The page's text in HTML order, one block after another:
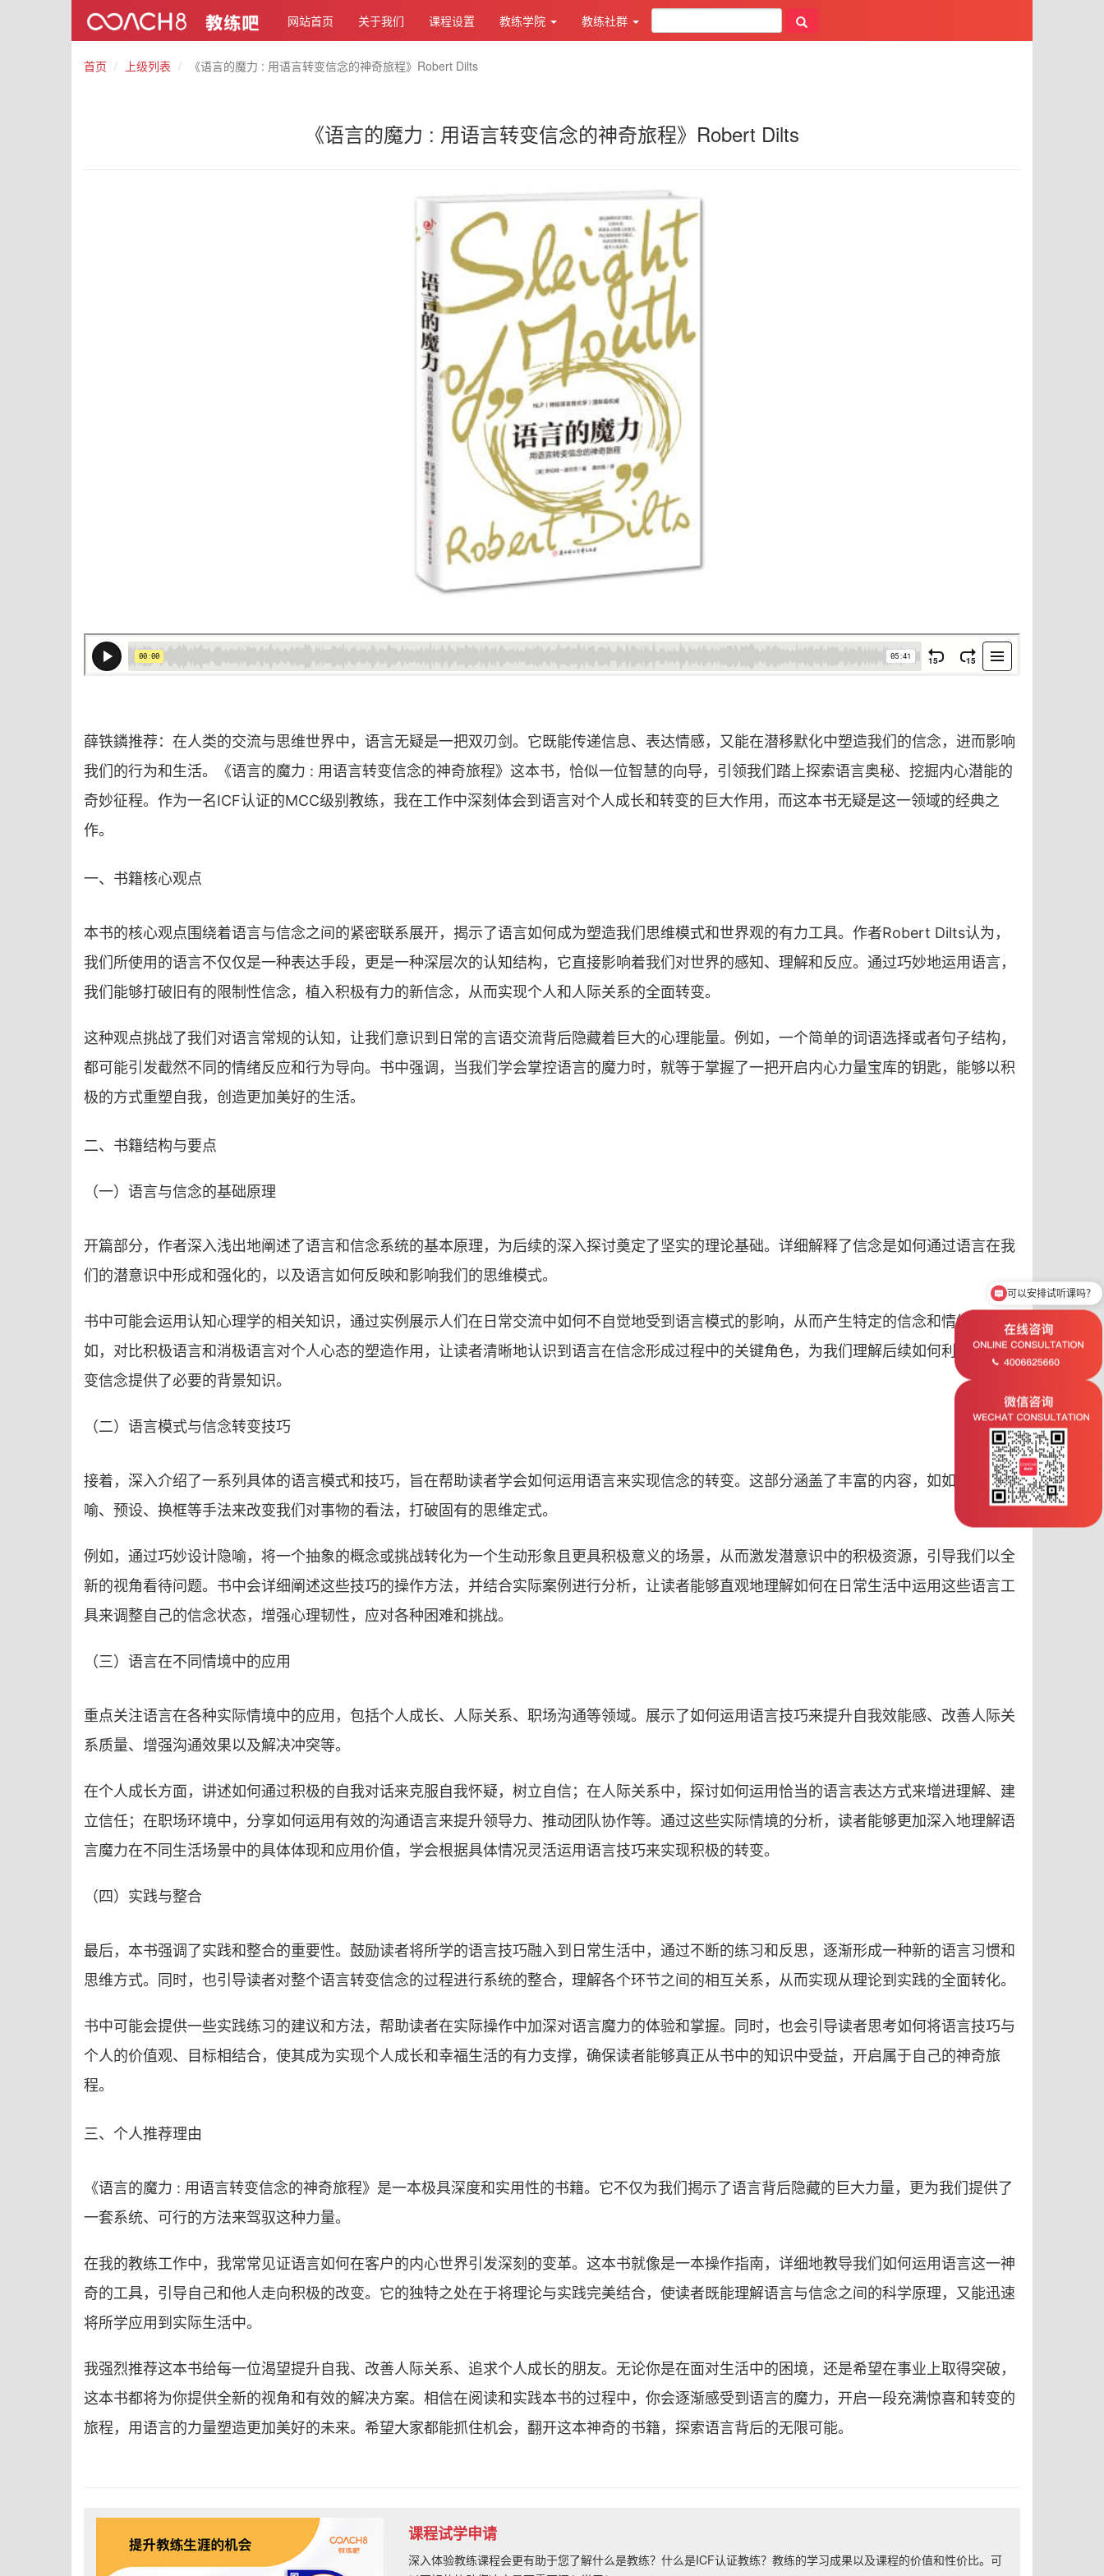
网站首页 关于我们 课程设置 教练学院 教练社群
首页 上级列表 《语言的魔力 : 用语言转变信念的神奇旅程》Robert Dilts
《语言的魔力 : 用语言转变信念的神奇旅程》Robert Dilts
薛铁鏻推荐： 在人类的交流与思维世界中，语言无疑是一把双刃剑。它既能传递信息、表达情感，又能在潜移默化中塑造我们的信念，进而影响
我们的行为和生活。《语言的魔力 : 用语言转变信念的神奇旅程》这本书，恰似一位智慧的向导，引领我们踏上探索语言奥秘、挖掘内心潜能的
奇妙征程。作为一名ICF认证的MCC级别教练，我在工作中深刻体会到语言对个人成长和转变的巨大作用，而这本书无疑是这一领域的经典之
作。
一、书籍核心观点
本书的核心观点围绕着语言与信念之间的紧密联系展开，揭示了语言如何成为塑造我们思维模式和世界观的有力工具。作者Robert Dilts认为，
我们所使用的语言不仅仅是一种表达手段，更是一种深层次的认知结构，它直接影响着我们对世界的感知、理解和反应。通过巧妙地运用语言，
我们能够打破旧有的限制性信念，植入积极有力的新信念，从而实现个人和人际关系的全面转变。
这种观点挑战了我们对语言常规的认知，让我们意识到日常的言语交流背后隐藏着巨大的心理能量。例如，一个简单的词语选择或者句子结构，
都可能引发截然不同的情绪反应和行为导向。书中强调，当我们学会掌控语言的魔力时，就等于掌握了一把开启内心力量宝库的钥匙，能够以积
极的方式重塑自我，创造更加美好的生活。
二、书籍结构与要点
（一）语言与信念的基础原理
开篇部分，作者深入浅出地阐述了语言和信念系统的基本原理，为后续的深入探讨奠定了坚实的理论基础。详细解释了信念是如何通过语言在我
们的潜意识中形成和强化的，以及语言如何反映和影响我们的思维模式。
书中可能会运用认知心理学的相关知识，通过实例展示人们在日常交流中如何不自觉地受到语言模式的影响，从而产生特定的信念和情绪。例
如，对比积极语言和消极语言对个人心态的塑造作用，让读者清晰地认识到语言在信念形成过程中的关键角色，为我们理解后续如何利用语言转
变信念提供了必要的背景知识。
（二）语言模式与信念转变技巧
接着，深入介绍了一系列具体的语言模式和技巧，旨在帮助读者学会如何运用语言来实现信念的转变。这部分涵盖了丰富的内容，如如何运用隐
喻、预设、换框等手法来改变我们对事物的看法，打破固有的思维定式。
例如，通过巧妙设计隐喻，将一个抽象的概念或挑战转化为一个生动形象且更具积极意义的场景，从而激发潜意识中的积极资源，引导我们以全
新的视角看待问题。书中会详细阐述这些技巧的操作方法，并结合实际案例进行分析，让读者能够直观地理解如何在日常生活中运用这些语言工
具来调整自己的信念状态，增强心理韧性，应对各种困难和挑战。
（三）语言在不同情境中的应用
重点关注语言在各种实际情境中的应用，包括个人成长、人际关系、职场沟通等领域。展示了如何运用语言技巧来提升自我效能感、改善人际关
系质量、增强沟通效果以及解决冲突等。
在个人成长方面，讲述如何通过积极的自我对话来克服自我怀疑，树立自信；在人际关系中，探讨如何运用恰当的语言表达方式来增进理解、建
立信任；在职场环境中，分享如何运用有效的沟通语言来提升领导力、推动团队协作等。通过这些实际情境的分析，读者能够更加深入地理解语
言魔力在不同生活场景中的具体体现和应用价值，学会根据具体情况灵活运用语言技巧来实现积极的转变。
（四）实践与整合
最后，本书强调了实践和整合的重要性。鼓励读者将所学的语言技巧融入到日常生活中，通过不断的练习和反思，逐渐形成一种新的语言习惯和
思维方式。同时，也引导读者对整个语言转变信念的过程进行系统的整合，理解各个环节之间的相互关系，从而实现从理论到实践的全面转化。
书中可能会提供一些实践练习的建议和方法，帮助读者在实际操作中加深对语言魔力的体验和掌握。同时，也会引导读者思考如何将语言技巧与
个人的价值观、目标相结合，使其成为实现个人成长和幸福生活的有力支撑，确保读者能够真正从书中的知识中受益，开启属于自己的神奇旅
程。
三、个人推荐理由
《语言的魔力 : 用语言转变信念的神奇旅程》是一本极具深度和实用性的书籍。它不仅为我们揭示了语言背后隐藏的巨大力量，更为我们提供了
一套系统、可行的方法来驾驭这种力量。
在我的教练工作中，我常常见证语言如何在客户的内心世界引发深刻的变革。这本书就像是一本操作指南，详细地教导我们如何运用语言这一神
奇的工具，引导自己和他人走向积极的改变。它的独特之处在于将理论与实践完美结合，使读者既能理解语言与信念之间的科学原理，又能迅速
将所学应用到实际生活中。
我强烈推荐这本书给每一位渴望提升自我、改善人际关系、追求个人成长的朋友。无论你是在面对生活中的困境，还是希望在事业上取得突破，
这本书都将为你提供全新的视角和有效的解决方案。相信在阅读和实践本书的过程中，你会逐渐感受到语言的魔力，开启一段充满惊喜和转变的
旅程，用语言的力量塑造更加美好的未来。希望大家都能抓住机会，翻开这本神奇的书籍，探索语言背后的无限可能。
课程试学申请
深入体验教练课程会更有助于您了解什么是教练？什么是ICF认证教练？教练的学习成果以及课程的价值和性价比。可
可以安排试听课吗？